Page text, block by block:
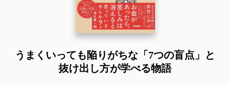
うまくいっても陥りがちな 「7つの盲点」と
抜け出し方が学べる物語